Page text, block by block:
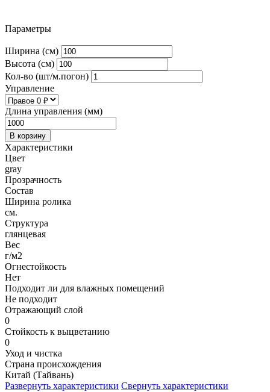
Параметры
Ширина (см)
Высота (см)
Кол-во (шт/м.погон)
Управление
Длина управления (мм)
В корзину
Характеристики
Цвет
gray
Прозрачность
Состав
Ширина ролика
см.
Структура
глянцевая
Вес
г/м2
Огнестойкость
Нет
Подходит ли для влажных помещений
Не подходит
Отражающий слой
0
Стойкость к выцветанию
0
Уход и чистка
Страна происхождения
Китай (Тайвань)
Развернуть характеристики Свернуть характеристики